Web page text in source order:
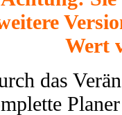
Wert
das